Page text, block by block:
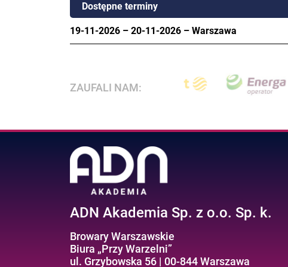
Dostępne terminy
19-11-2026 – 20-11-2026 – Warszawa
ZAUFALI NAM:
ADN Akademia Sp. z o.o. Sp. k.
Browary Warszawskie
Biura „Przy Warzelni”
ul. Grzybowska 56 | 00-844 Warszawa